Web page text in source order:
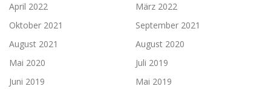
April 2022
März 2022
Oktober 2021
September 2021
August 2021
August 2020
Mai 2020
Juli 2019
Juni 2019
Mai 2019